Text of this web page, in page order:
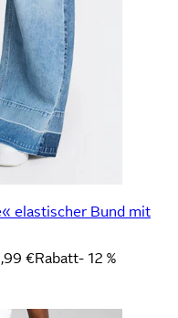
elastischer Bund mit
€Rabatt- 12 %